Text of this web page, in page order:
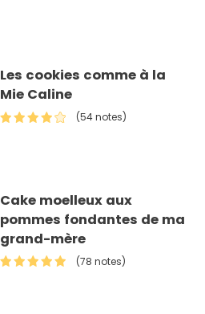
Les cookies comme à la
Mie Caline
(54 notes)
Cake moelleux aux
pommes fondantes de ma
grand-mère
(78 notes)